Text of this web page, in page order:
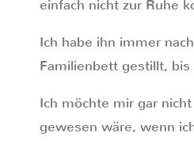
einfach nicht zur Ruhe
Ich habe ihn immer
Familienbett gestillt, bis
Ich möchte mir gar
gewesen wäre, wenn